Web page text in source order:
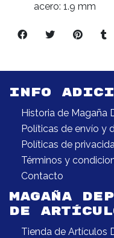
acero: 1.9 mm
INFO
Historia de Magaña
Políticas de envío y
Políticas de
Términos y
Contacto
MAGAÑA
DE
Tienda de Artículos